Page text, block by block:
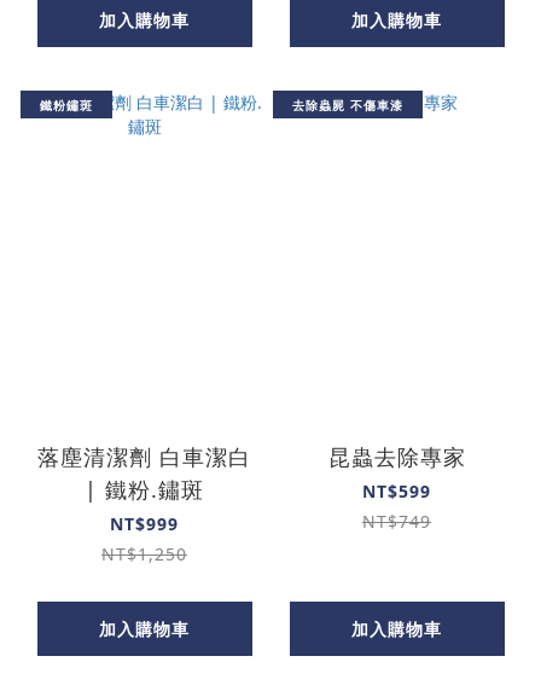
加入購物車 加入購物車
鐵粉鏽斑
落塵清潔劑 白車潔白
| 鐵粉.鏽斑
NT$999
NT$1,250
加入購物車
去除蟲屍 不傷車漆
昆蟲去除專家
NT$599
NT$749
加入購物車